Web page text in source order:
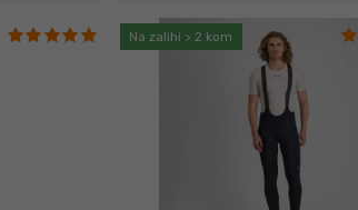
Na zalihi > 2 kom